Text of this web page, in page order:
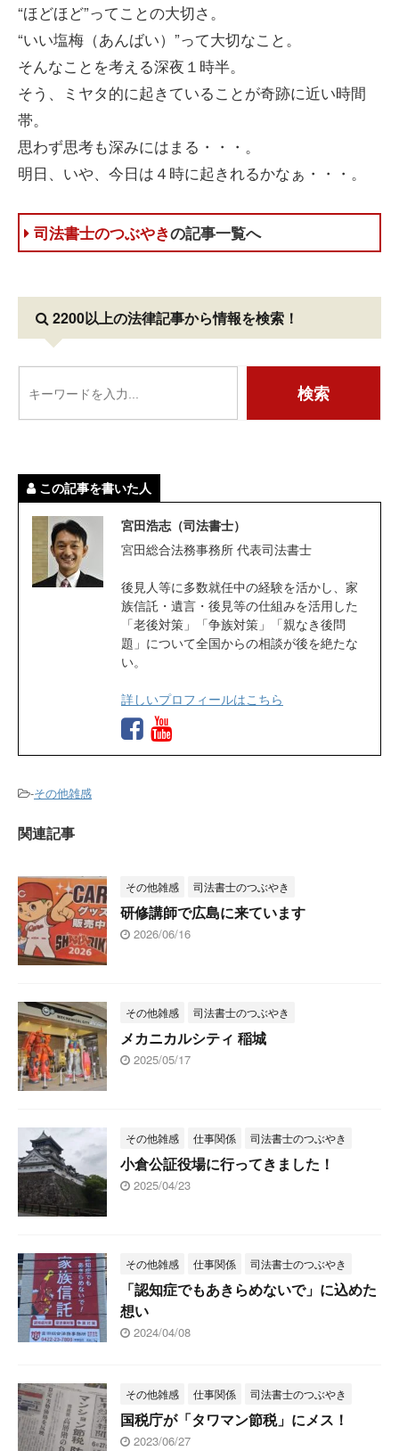
“ほどほど”ってことの大切さ。
“いい塩梅（あんばい）”って大切なこと。
そんなことを考える深夜１時半。
そう、ミヤタ的に起きていることが奇跡に近い時間
帯。
思わず思考も深みにはまる・・・。
明日、いや、今日は４時に起きれるかなぁ・・・。
司法書士のつぶやきの記事一覧へ
2200以上の法律記事から情報を検索！
この記事を書いた人
宮田浩志（司法書士）
宮田総合法務事務所 代表司法書士
後見人等に多数就任中の経験を活かし、家
族信託・遺言・後見等の仕組みを活用した
「老後対策」「争族対策」「親なき後問
題」について全国からの相談が後を絶たな
い。
詳しいプロフィールはこちら
-その他雑感
関連記事
その他雑感 司法書士のつぶやき
研修講師で広島に来ています
2026/06/16
その他雑感 司法書士のつぶやき
メカニカルシティ 稲城
2025/05/17
その他雑感 仕事関係 司法書士のつぶやき
小倉公証役場に行ってきました！
2025/04/23
その他雑感 仕事関係 司法書士のつぶやき
「認知症でもあきらめないで」に込めた
想い
2024/04/08
その他雑感 仕事関係 司法書士のつぶやき
国税庁が「タワマン節税」にメス！
2023/06/27